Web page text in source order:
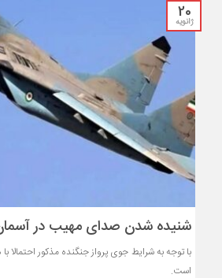
20
ژانویه
شنیده شدن صدای مهیب در
با توجه به شرایط جوی پرواز جنگنده مذکور
است.